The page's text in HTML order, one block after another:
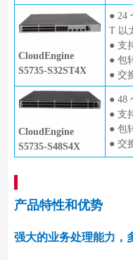
CloudEngine
S5735-S32ST4X
● 24
T 以
● 支
● 包
● 交
CloudEngine
S5735-S48S4X
● 48
● 支
● 包
● 交
产品特性和优势
强大的业务处理能力，